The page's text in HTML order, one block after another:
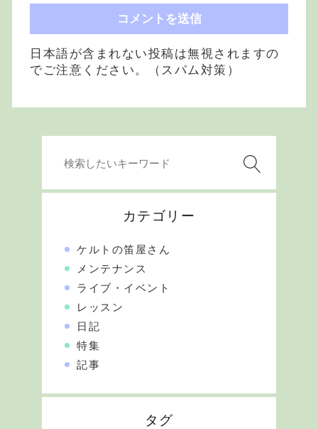
日本語が含まれない投稿は無視されますの
でご注意ください。（スパム対策）
カテゴリー
ケルトの笛屋さん
メンテナンス
ライブ・イベント
レッスン
日記
特集
記事
タグ